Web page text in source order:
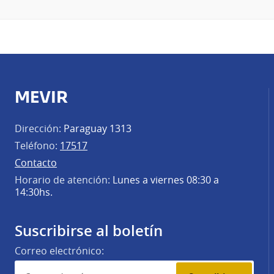
MEVIR
Dirección: Paraguay 1313
Teléfono: 17517
Contacto
Horario de atención: Lunes a viernes 08:30 a
14:30hs.
Suscribirse al boletín
Correo electrónico: